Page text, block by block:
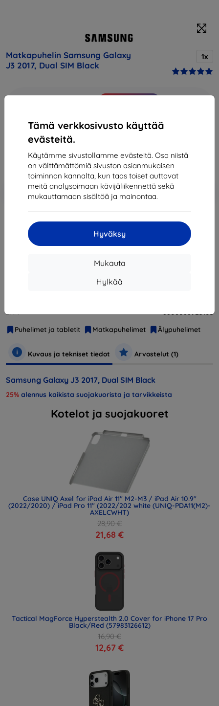
Tämä verkkosivusto käyttää
evästeitä.
Käytämme sivustollamme evästeitä. Osa niistä
on välttämättömiä sivuston asianmukaisen
toiminnan kannalta, kun taas toiset auttavat
meitä analysoimaan kävijäliikennettä sekä
mukauttamaan sisältöä ja mainontaa.
Hyväksy
Mukauta
Hylkää
Matkapuhelin Samsung Galaxy
J3 2017, Dual SIM Black
1x
147,90 €
133,11 €
-10%
Alennus kupongilla
EXTRA10
Lisää
ostoskoriin
Loppuunmyyty
EAN
8806088925103
Puhelimet ja tabletit
Matkapuhelimet Älypuhelimet
Kuvaus ja tekniset tiedot Arvostelut (1)
Samsung Galaxy J3 2017, Dual SIM Black
25% alennus kaikista suojakuorista ja tarvikkeista
Kotelot ja suojakuoret
Case UNIQ Axel for iPad Air 11" M2-M3 / iPad Air 10.9"
(2022/2020) / iPad Pro 11" (2022/202 white (UNIQ-PDA11(M2)-
AXELCWHT)
28,90 €
21,68 €
Tactical MagForce Hyperstealth 2.0 Cover for iPhone 17 Pro
Black/Red (57983126612)
16,90 €
12,67 €